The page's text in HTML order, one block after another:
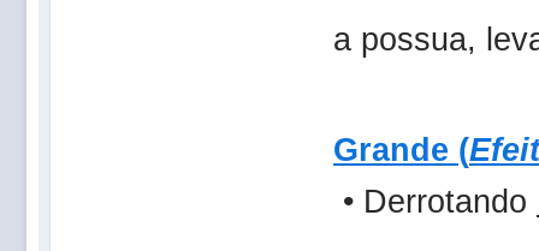
a possua,
Grande (
• Derrotando